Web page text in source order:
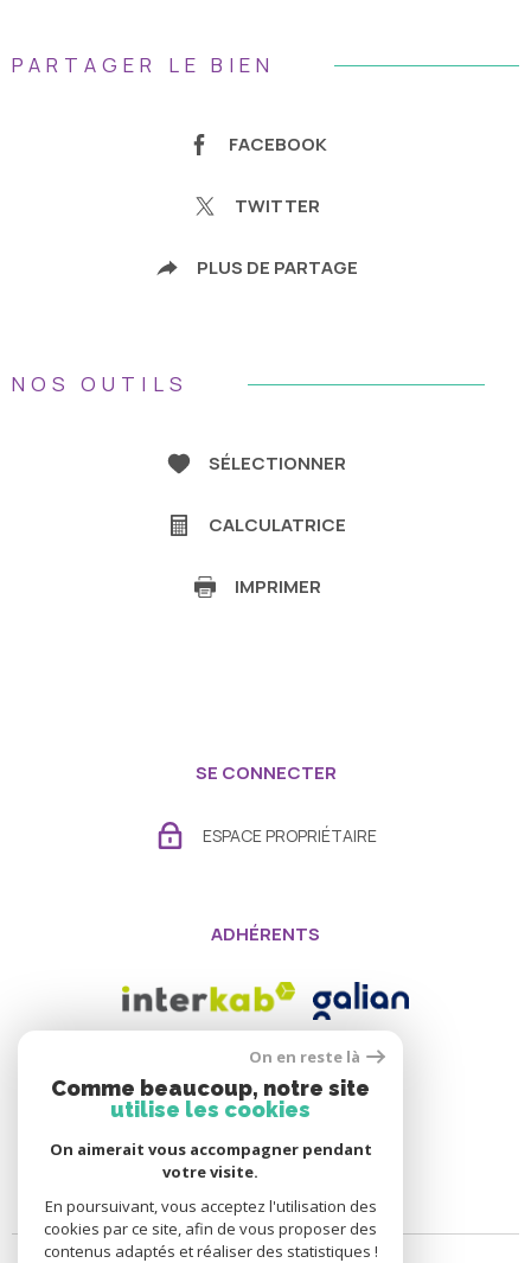
PARTAGER LE BIEN
FACEBOOK
TWITTER
PLUS DE PARTAGE
NOS OUTILS
SÉLECTIONNER
CALCULATRICE
IMPRIMER
SE CONNECTER
ESPACE PROPRIÉTAIRE
ADHÉRENTS
On en reste là
Comme beaucoup, notre site
utilise les cookies
On aimerait vous accompagner pendant
votre visite.
En poursuivant, vous acceptez l'utilisation des
cookies par ce site, afin de vous proposer des
contenus adaptés et réaliser des statistiques !